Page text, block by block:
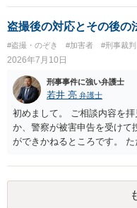
の画像が盗撮した画像等であ
が、被害者が特定できない以
盗撮後の対応とその後の
#盗撮・のぞき #加害者 #刑事裁判
2026年7月10日
刑事事件に強い弁護士
若井 亮 弁護士
初めまして。 ご相談内容を
か、警察が被害申告を受けて
ができかねるところです。
す。 万が一、警察から連絡
て弁護士にご相談ください。